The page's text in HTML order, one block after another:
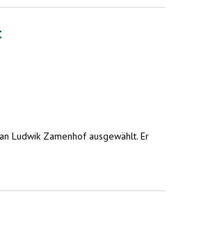
Ludwik Zamenhof ausgewählt. Er